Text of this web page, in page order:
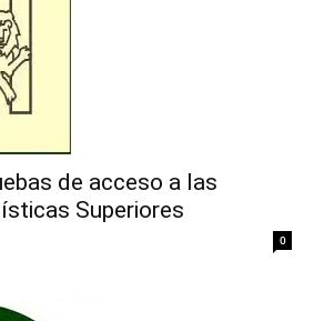
de acceso a las
Superiores
0